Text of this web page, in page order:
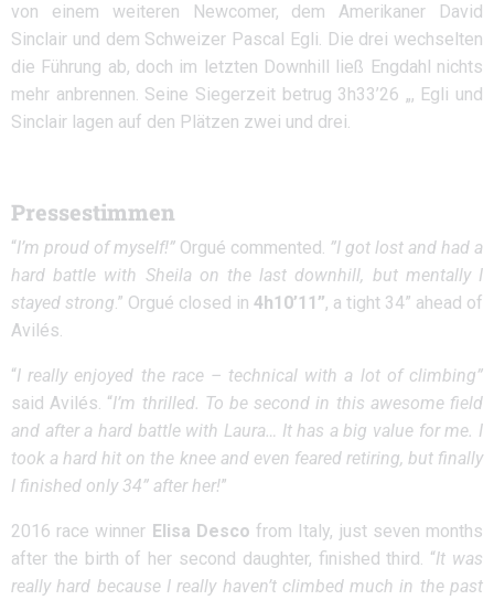
von einem weiteren Newcomer, dem Amerikaner David
Sinclair und dem Schweizer Pascal Egli. Die drei wechselten
die Führung ab, doch im letzten Downhill ließ Engdahl nichts
mehr anbrennen. Seine Siegerzeit betrug 3h33’26 „, Egli und
Sinclair lagen auf den Plätzen zwei und drei.
Pressestimmen
“I’m proud of myself!” Orgué commented. ”I got lost and had a
hard battle with Sheila on the last downhill, but mentally I
stayed strong.” Orgué closed in 4h10’11”, a tight 34” ahead of
Avilés.
“I really enjoyed the race – technical with a lot of climbing”
said Avilés. “I’m thrilled. To be second in this awesome field
and after a hard battle with Laura… It has a big value for me. I
took a hard hit on the knee and even feared retiring, but finally
I finished only 34” after her!”
2016 race winner Elisa Desco from Italy, just seven months
after the birth of her second daughter, finished third. “It was
really hard because I really haven’t climbed much in the past